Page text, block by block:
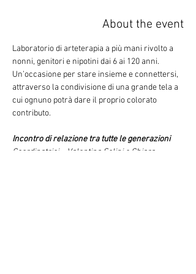
About the event
Laboratorio di arteterapia a più mani rivolto a
nonni, genitori e nipotini dai 6 ai 120 anni.
Un’occasione per stare insieme e connettersi,
attraverso la condivisione di una grande tela a
cui ognuno potrà dare il proprio colorato
contributo.
Incontro di relazione tra tutte le generazioni
Coordinatrici – Valentina Selini e Chiara